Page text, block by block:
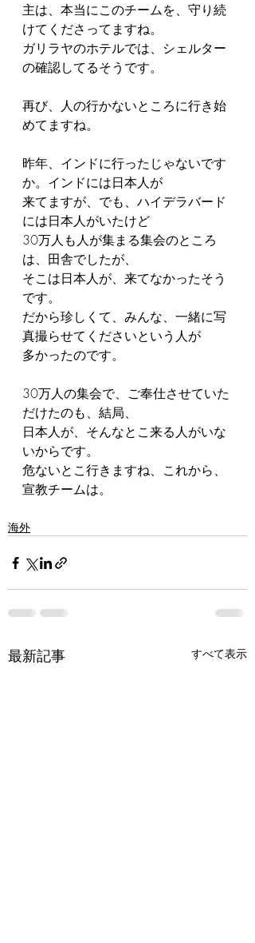
主は、本当にこのチームを、守り続
けてくださってますね。
ガリラヤのホテルでは、シェルター
の確認してるそうです。
再び、人の行かないところに行き始
めてますね。
昨年、インドに行ったじゃないです
か。インドには日本人が
来てますが、でも、ハイデラバード
には日本人がいたけど
30万人も人が集まる集会のところ
は、田舎でしたが、
そこは日本人が、来てなかったそう
です。
だから珍しくて、みんな、一緒に写
真撮らせてくださいという人が
多かったのです。
30万人の集会で、ご奉仕させていた
だけたのも、結局、
日本人が、そんなとこ来る人がいな
いからです。
危ないとこ行きますね、これから、
宣教チームは。
海外
最新記事 すべて表示